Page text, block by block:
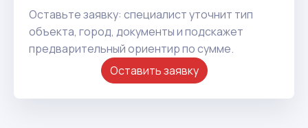
Оставьте заявку: специалист уточнит тип
объекта, город, документы и подскажет
предварительный ориентир по сумме.
Оставить заявку